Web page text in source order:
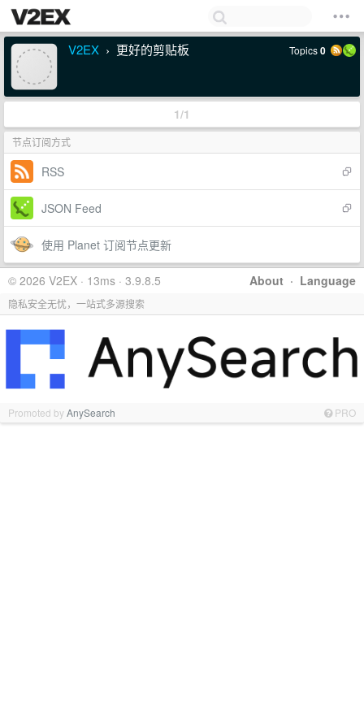
V2EX › 更好的剪贴板 Topics0
1/1
节点订阅方式
RSS
JSON Feed
使用 Planet 订阅节点更新
About · Language
© 2026 V2EX · 13ms · 3.9.8.5
隐私安全无忧，一站式多源搜索
Promoted byAnySearch PRO